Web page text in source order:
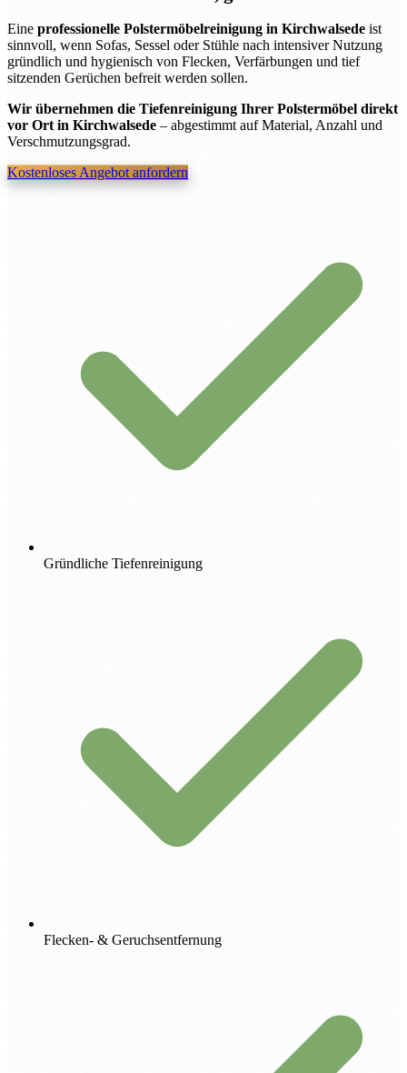
Eine professionelle Polstermöbelreinigung in Kirchwalsede ist
sinnvoll, wenn Sofas, Sessel oder Stühle nach intensiver Nutzung
gründlich und hygienisch von Flecken, Verfärbungen und tief
sitzenden Gerüchen befreit werden sollen.
Wir übernehmen die Tiefenreinigung Ihrer Polstermöbel direkt
vor Ort in Kirchwalsede– abgestimmt auf Material, Anzahl und
Verschmutzungsgrad.
Kostenloses Angebot anfordern
Gründliche Tiefenreinigung
Flecken- & Geruchsentfernung